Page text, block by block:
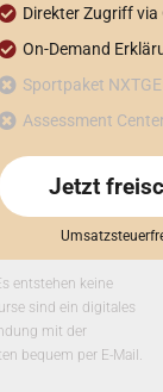
Direkter Zugriff via
On-Demand
Sportpaket
Assessment
Jetzt
entstehen keine
sind ein digitales
mit der
bequem per E-Mail.